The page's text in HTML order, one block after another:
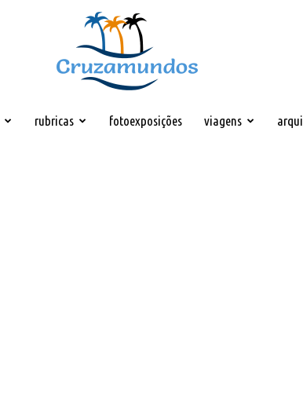
rubricas fotoexposições viagens